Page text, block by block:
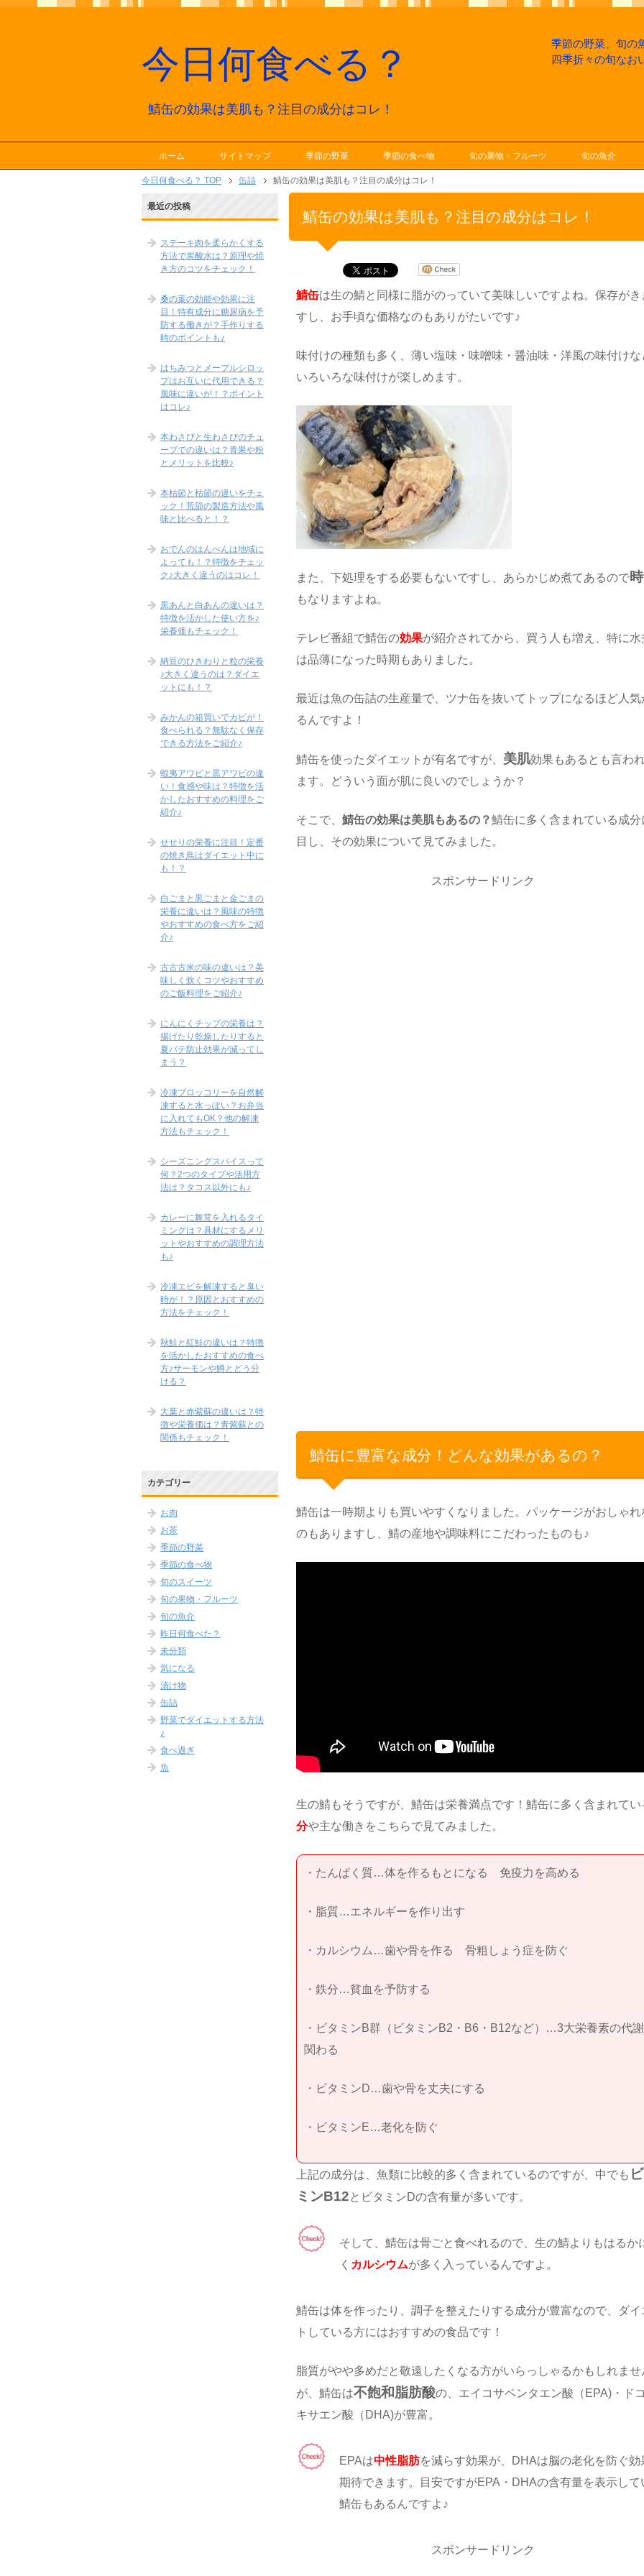
今日何食べる？
鯖缶の効果は美肌も？注目の成分はコレ！
季節の野菜、旬の
四季折々の旬なお
ホーム サイトマップ 季節の野菜 季節の食べ物 旬の果物・フルーツ 旬の魚介
今日何食べる？ TOP 缶詰 鯖缶の効果は美肌も？注目の成分はコレ！
鯖缶の効果は美肌も？注目の成分はコレ！
鯖缶は生の鯖と同様に脂がのっていて美味しいですよね。保存がき
すし、お手頃な価格なのもありがたいです♪
味付けの種類も多く、薄い塩味・味噌味・醤油味・洋風の味付けな
いろいろな味付けが楽しめます。
また、下処理をする必要もないですし、あらかじめ煮てあるので
もなりますよね。
テレビ番組で鯖缶の効果が紹介されてから、買う人も増え、特に水
は品薄になった時期もありました。
最近は魚の缶詰の生産量で、ツナ缶を抜いてトップになるほど人気
るんですよ！
鯖缶を使ったダイエットが有名ですが、 美肌効果もあるとも言わ
ます。どういう面が肌に良いのでしょうか？
そこで、鯖缶の効果は美肌もあるの？鯖缶に多く含まれている成分
目し、その効果について見てみました。
スポンサードリンク
鯖缶に豊富な成分！どんな効果があるの？
鯖缶は一時期よりも買いやすくなりました。パッケージがおしゃれ
のもありますし、鯖の産地や調味料にこだわったものも♪
生の鯖もそうですが、鯖缶は栄養満点です！鯖缶に多く含まれてい
分や主な働きをこちらで見てみました。
・たんぱく質…体を作るもとになる 免疫力を高める
・脂質…エネルギーを作り出す
・カルシウム…歯や骨を作る 骨粗しょう症を防ぐ
・鉄分…貧血を予防する
・ビタミンB群（ビタミンB2・B6・B12など）…3大栄養素の代
関わる
・ビタミンD…歯や骨を丈夫にする
・ビタミンE…老化を防ぐ
上記の成分は、魚類に比較的多く含まれているのですが、中でも
ミンB12 とビタミンDの含有量が多いです。
そして、鯖缶は骨ごと食べれるので、生の鯖よりもはるか
く カルシウムが多く入っているんですよ。
鯖缶は体を作ったり、調子を整えたりする成分が豊富なので、ダイ
トしている方にはおすすめの食品です！
脂質がやや多めだと敬遠したくなる方がいらっしゃるかもしれませ
が、鯖缶は不飽和脂肪酸の、エイコサペンタエン酸（EPA)・ド
キサエン酸（DHA)が豊富。
EPAは中性脂肪を減らす効果が、DHAは脳の老化を防ぐ効
期待できます。目安ですがEPA・DHAの含有量を表示して
鯖缶もあるんですよ♪
スポンサードリンク
最近の投稿
ステーキ肉を柔らかくする
方法で炭酸水は？原理や焼
き方のコツをチェック！
桑の葉の効能や効果に注
目！特有成分に糖尿病を予
防する働きが？手作りする
時のポイントも♪
はちみつとメープルシロッ
プはお互いに代用できる？
風味に違いが！？ポイント
はコレ♪
本わさびと生わさびのチュ
ーブでの違いは？青果や粉
とメリットを比較♪
本枯節と枯節の違いをチェ
ック！荒節の製造方法や風
味と比べると！？
おでんのはんぺんは地域に
よっても！？特徴をチェッ
ク♪大きく違うのはコレ！
黒あんと白あんの違いは？
特徴を活かした使い方を♪
栄養価もチェック！
納豆のひきわりと粒の栄養
♪大きく違うのは？ダイエ
ットにも！？
みかんの箱買いでカビが！
食べられる？無駄なく保存
できる方法をご紹介♪
蝦夷アワビと黒アワビの違
い！食感や味は？特徴を活
かしたおすすめの料理をご
紹介♪
せせりの栄養に注目！定番
の焼き鳥はダイエット中に
も！？
白ごまと黒ごまと金ごまの
栄養に違いは？風味の特徴
やおすすめの食べ方をご紹
介♪
古古古米の味の違いは？美
味しく炊くコツやおすすめ
のご飯料理をご紹介♪
にんにくチップの栄養は？
揚げたり乾燥したりすると
夏バテ防止効果が減ってし
まう？
冷凍ブロッコリーを自然解
凍すると水っぽい？お弁当
に入れてもOK？他の解凍
方法もチェック！
シーズニングスパイスって
何？2つのタイプや活用方
法は？タコス以外にも♪
カレーに舞茸を入れるタイ
ミングは？具材にするメリ
ットやおすすめの調理方法
も♪
冷凍エビを解凍すると臭い
時が！？原因とおすすめの
方法をチェック！
秋鮭と紅鮭の違いは？特徴
を活かしたおすすめの食べ
方♪サーモンや鱒とどう分
ける？
大葉と赤紫蘇の違いは？特
徴や栄養価は？青紫蘇との
関係もチェック！
カテゴリー
お肉
お茶
季節の野菜
季節の食べ物
旬のスイーツ
旬の果物・フルーツ
旬の魚介
昨日何食べた？
未分類
気になる
漬け物
缶詰
野菜でダイエットする方法
♪
食べ過ぎ
魚